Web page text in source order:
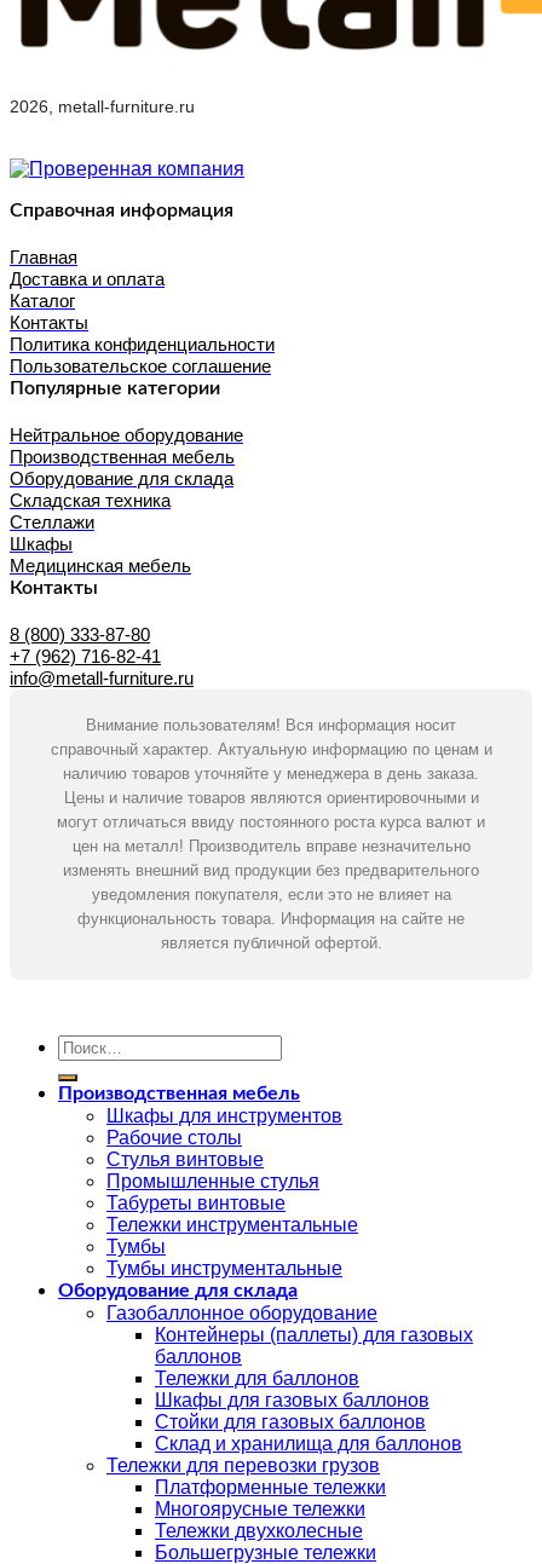
2026, metall-furniture.ru
Справочная информация
Главная
Доставка и оплата
Каталог
Контакты
Политика конфиденциальности
Пользовательское соглашение
Популярные категории
Нейтральное оборудование
Производственная мебель
Оборудование для склада
Складская техника
Стеллажи
Шкафы
Медицинская мебель
Контакты
8 (800) 333-87-80
+7 (962) 716-82-41
info@metall-furniture.ru
Внимание пользователям! Вся информация носит
справочный характер. Актуальную информацию по ценам и
наличию товаров уточняйте у менеджера в день заказа.
Цены и наличие товаров являются ориентировочными и
могут отличаться ввиду постоянного роста курса валют и
цен на металл! Производитель вправе незначительно
изменять внешний вид продукции без предварительного
уведомления покупателя, если это не влияет на
функциональность товара. Информация на сайте не
является публичной офертой.
Искать:
Производственная мебель
Шкафы для инструментов
Рабочие столы
Стулья винтовые
Промышленные стулья
Табуреты винтовые
Тележки инструментальные
Тумбы
Тумбы инструментальные
Оборудование для склада
Газобаллонное оборудование
Контейнеры (паллеты) для газовых
баллонов
Тележки для баллонов
Шкафы для газовых баллонов
Стойки для газовых баллонов
Склад и хранилища для баллонов
Тележки для перевозки грузов
Платформенные тележки
Многоярусные тележки
Тележки двухколесные
Большегрузные тележки